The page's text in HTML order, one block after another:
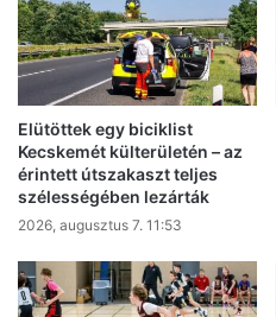
Elütöttek egy biciklist
Kecskemét külterületén – az
érintett útszakaszt teljes
szélességében lezárták
2026, augusztus 7. 11:53